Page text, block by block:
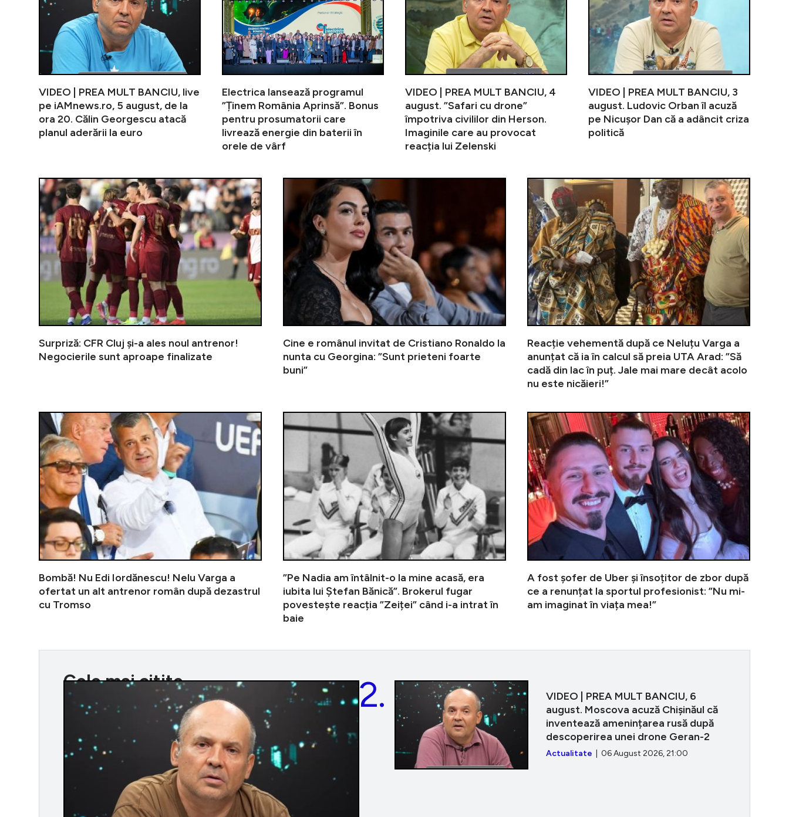
VIDEO | PREA MULT BANCIU, live
pe iAMnews.ro, 5 august, de la
ora 20. Călin Georgescu atacă
planul aderării la euro
Electrica lansează programul
”Ținem România Aprinsă”. Bonus
pentru prosumatorii care
livrează energie din baterii în
orele de vârf
VIDEO | PREA MULT BANCIU, 4
august. ”Safari cu drone”
împotriva civililor din Herson.
Imaginile care au provocat
reacția lui Zelenski
VIDEO | PREA MULT BANCIU, 3
august. Ludovic Orban îl acuză
pe Nicușor Dan că a adâncit criza
politică
Surpriză: CFR Cluj și-a ales noul antrenor!
Negocierile sunt aproape finalizate
Surpriză: CFR Cluj și-a ales noul antrenor! Negocierile sunt
Cine e românul invitat de Cristiano Ronaldo la
nunta cu Georgina: ”Sunt prieteni foarte
buni”
Cine e
Reacție vehementă după ce Neluțu Varga a
anunțat că ia în calcul să preia UTA Arad: ”Să
cadă din lac în puț. Jale mai mare decât acolo
nu este nicăieri!”
Bombă! Nu Edi Iordănescu! Nelu Varga a
ofertat un alt antrenor român după dezastrul
cu Tromso
Bombă! Nu Edi Iordănescu! Nelu Varga a ofertat un alt
”Pe Nadia am întâlnit-o la mine acasă, era
iubita lui Ștefan Bănică”. Brokerul fugar
povestește reacția ”Zeiței” când i-a intrat în
baie
”Pe Nadia
A fost șofer de Uber și însoțitor de zbor după
ce a renunțat la sportul profesionist: ”Nu mi-
am imaginat în viața mea!”
Cele mai citite
VIDEO | PREA MULT BANCIU, 6
august. Moscova acuză Chișinăul că
inventează amenințarea rusă după
descoperirea unei drone Geran-2
Actualitate | 06 August 2026, 21:00
2.